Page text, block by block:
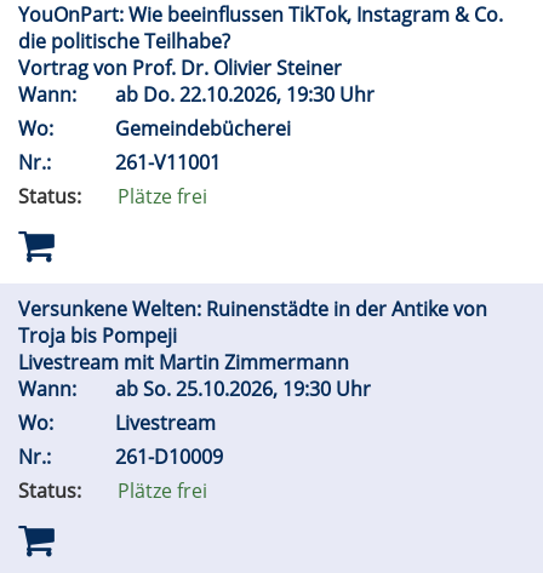
YouOnPart: Wie beeinflussen TikTok, Instagram & Co.
die politische Teilhabe?
Vortrag von Prof. Dr. Olivier Steiner
Wann:
ab Do.22.10.2026, 19:30 Uhr
Wo:
Gemeindebücherei
Nr.:
261-V11001
Status:
Plätze frei
Versunkene Welten: Ruinenstädte in der Antike von
Troja bis Pompeji
Livestream mit Martin Zimmermann
Wann:
abSo.25.10.2026, 19:30 Uhr
Wo:
Livestream
Nr.:
261-D10009
Status:
Plätze frei